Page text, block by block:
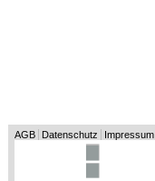
AGB Datenschutz Impressum